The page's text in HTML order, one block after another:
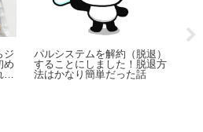
びフ
ぷり
【食品添加物？】「デキスト
リン」とは？色々な用途で使